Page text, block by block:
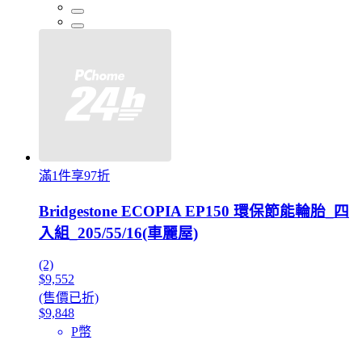
滿1件享97折
Bridgestone ECOPIA EP150 環保節能輪胎_四
入組_205/55/16(車麗屋)
(2)
$9,552
(售價已折)
$9,848
P幣